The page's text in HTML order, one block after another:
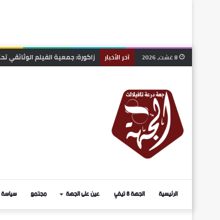
آخر الأخبار الرشيدية .. نزيف على أسفلت
الرئيسية الجهة 8 تيفي عين على الجهة مجتمع سياسة